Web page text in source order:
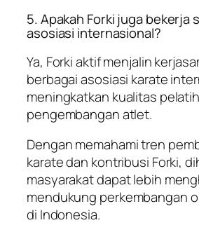
5. Apakah Forki juga bekerja
asosiasi internasional?
Ya, Forki aktif menjalin
berbagai asosiasi karate
meningkatkan kualitas
pengembangan atlet.
Dengan memahami tren
karate dan kontribusi Forki,
masyarakat dapat lebih
mendukung perkembangan
di Indonesia.